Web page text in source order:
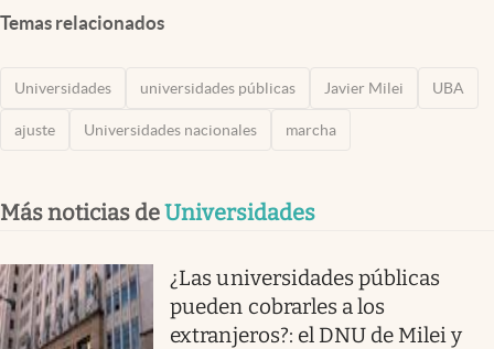
Temas relacionados
Universidades universidades públicas Javier Milei UBA
ajuste Universidades nacionales marcha
Más noticias deUniversidades
¿Las universidades públicas
pueden cobrarles a los
extranjeros?: el DNU de Milei y